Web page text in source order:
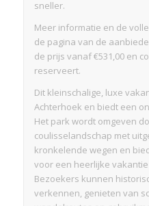
sneller.
Meer informatie en de
de pagina van de
de prijs vanaf €531,00 en
reserveert.
Dit kleinschalige, luxe
Achterhoek en biedt een
Het park wordt omgeven
coulisselandschap met
kronkelende wegen en
voor een heerlijke
Bezoekers kunnen
verkennen, genieten van